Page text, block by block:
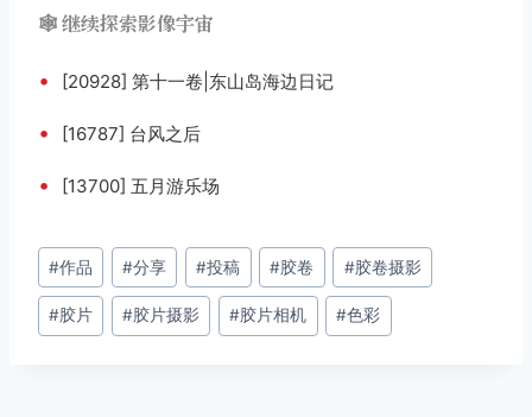
🕸️ 继续探索影像宇宙
• [20928] 第十一卷|东山岛海边日记
• [16787] 台风之后
• [13700] 五月游乐场
文
章
标
#作品 #分享 #投稿 #胶卷 #胶卷摄影
#胶片 #胶片摄影 #胶片相机 #色彩